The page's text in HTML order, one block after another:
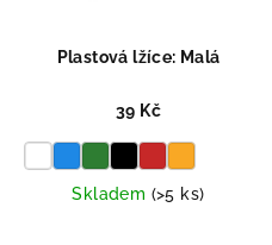
Plastová lžíce: Malá
39 Kč
Skladem (>5 ks)